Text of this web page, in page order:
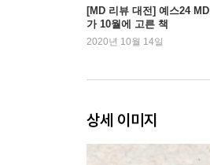
[MD 리뷰 대전] 예스24 MD
가 10월에 고른 책
2020년 10월 14일
상세 이미지